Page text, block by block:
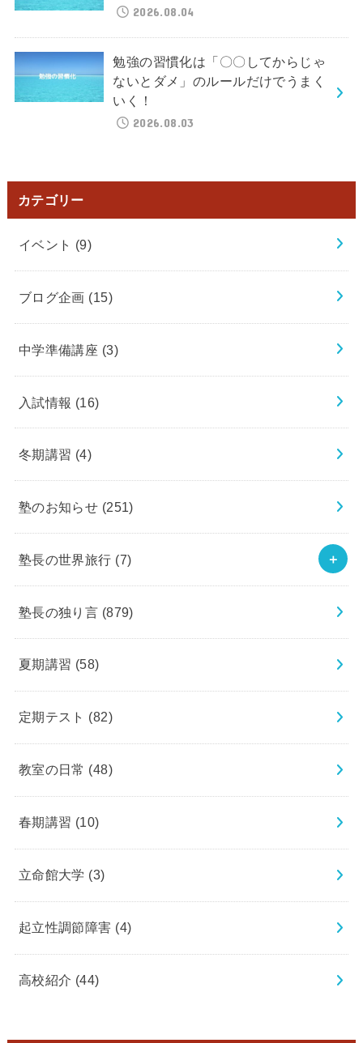
2026.08.04
勉強の習慣化は「〇〇してからじゃ
ないとダメ」のルールだけでうまく
いく！
2026.08.03
カテゴリー
イベント (9)
ブログ企画 (15)
中学準備講座 (3)
入試情報 (16)
冬期講習 (4)
塾のお知らせ (251)
塾長の世界旅行 (7)
塾長の独り言 (879)
夏期講習 (58)
定期テスト (82)
教室の日常 (48)
春期講習 (10)
立命館大学 (3)
起立性調節障害 (4)
高校紹介 (44)